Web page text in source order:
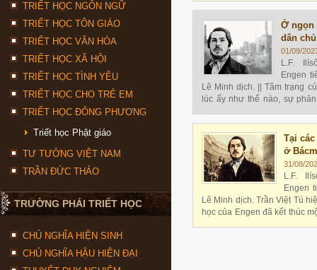
TRIẾT HỌC NGÔN NGỮ
TRIẾT HỌC TÔN GIÁO
TRIẾT HỌC VĂN HÓA
TRIẾT HỌC XÃ HỘI
TRIẾT HỌC TÌNH YÊU
TRIẾT HỌC CHO TRẺ EM
TRIẾT HỌC ĐÔNG PHƯƠNG
Triết học Phật giáo
TƯ TƯỞNG VIỆT NAM
TRẦN ĐỨC THẢO
TRƯỜNG PHÁI TRIẾT HỌC
CHỦ NGHĨA HIỆN SINH
CHỦ NGHĨA HẬU HIỆN ĐẠI
đi tìm những quy luật điều
giới
Ở ngọn
dân
01/09/
L.F.
Engen
Lê Minh dịch. || Tâm trạng
lúc ấy như thế nào, sự
Tại
ở
31/08/
L.F.
Engen
Lê Minh dịch. Trần Việt Tú
học của Engen đã kết thúc